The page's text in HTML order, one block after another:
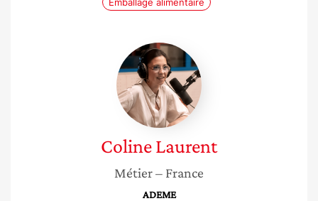
Coline
Laurent
ColineLaurent
Métier– France
ADEME